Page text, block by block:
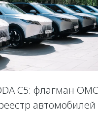
C5: флагман
автомобилей